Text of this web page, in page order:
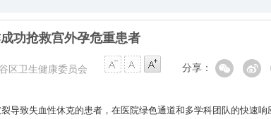
功抢救宫外孕危重患者
区卫生健康委员会 分享：
导致失血性休克的患者，在医院绿色通道和多学科团队的快速响